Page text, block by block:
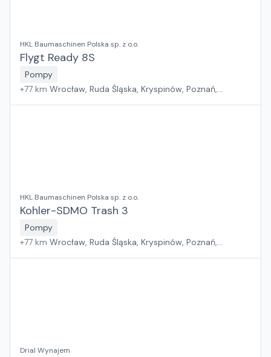
HKL Baumaschinen Polska sp. z o.o.
Flygt Ready 8S
Pompy
+77 km Wrocław, Ruda Śląska, Kryspinów, Poznań,
HKL Baumaschinen Polska sp. z o.o.
Kohler-SDMO Trash 3
Pompy
+77 km Wrocław, Ruda Śląska, Kryspinów, Poznań,
Drial Wynajem